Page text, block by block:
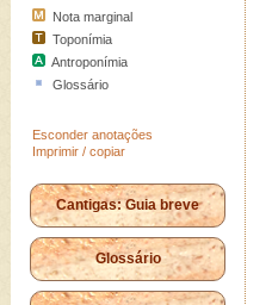
Nota marginal
Toponímia
Antroponímia
Glossário
Esconder anotações
Imprimir / copiar
Cantigas: Guia breve
Glossário